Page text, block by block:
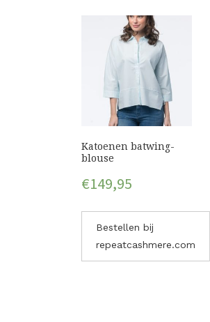
Katoenen batwing-
blouse
€149,95
Bestellen bij
repeatcashmere.com